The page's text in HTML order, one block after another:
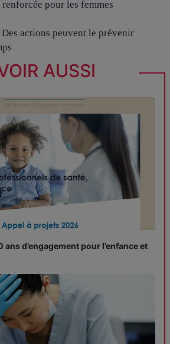
pour les femmes
actions peuvent le prévenir
AUSSI
d’engagement pour l’enfance et